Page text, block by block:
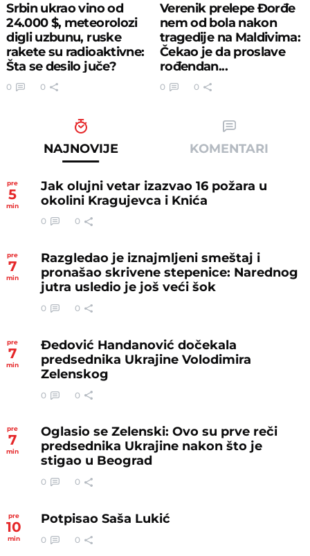
Srbin ukrao vino od
24.000 $, meteorolozi
digli uzbunu, ruske
rakete su radioaktivne:
Šta se desilo juče?
0 0
Verenik prelepe Đorđe
nem od bola nakon
tragedije na Maldivima:
Čekao je da proslave
rođendan...
0 0
NAJNOVIJE KOMENTARI
pre
5
min
Jak olujni vetar izazvao 16 požara u
okolini Kragujevca i Knića
0 0
pre
7
min
Razgledao je iznajmljeni smeštaj i
pronašao skrivene stepenice: Narednog
jutra usledio je još veći šok
0 0
pre
7
min
Đedović Handanović dočekala
predsednika Ukrajine Volodimira
Zelenskog
0 0
pre
7
min
Oglasio se Zelenski: Ovo su prve reči
predsednika Ukrajine nakon što je
stigao u Beograd
0 0
pre
10
min
Potpisao Saša Lukić
0 0